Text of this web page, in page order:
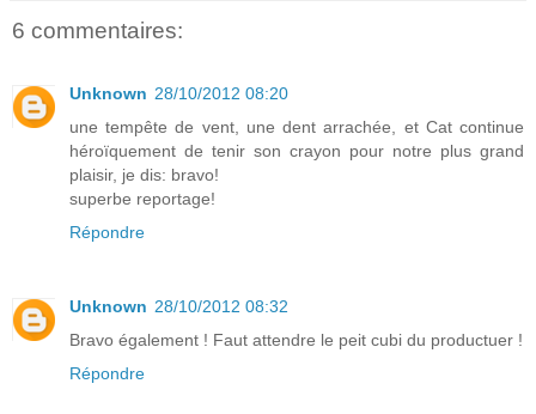
6 commentaires:
Unknown 28/10/2012 08:20
une tempête de vent, une dent arrachée, et Cat continue
héroïquement de tenir son crayon pour notre plus grand
plaisir, je dis: bravo!
superbe reportage!
Répondre
Unknown 28/10/2012 08:32
Bravo également ! Faut attendre le peit cubi du productuer !
Répondre